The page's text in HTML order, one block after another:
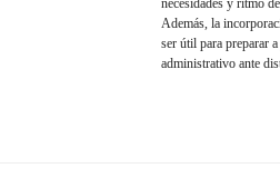
necesidades y ritmo
Además, la
ser útil para preparar
administrativo ante